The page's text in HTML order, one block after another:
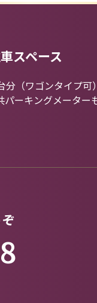
スペース
（ワゴンタイプ可）
パーキングメーター